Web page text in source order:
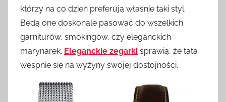
którzy na co dzień preferują właśnie taki styl.
Będą one doskonale pasować do wszelkich
garniturów, smokingów, czy eleganckich
marynarek. Eleganckie zegarki sprawią, że tata
wespnie się na wyżyny swojej dostojności.